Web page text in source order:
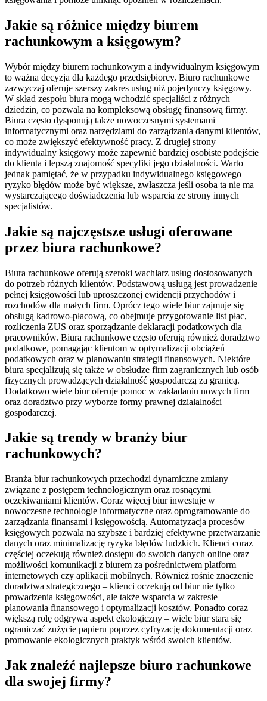
Jakie są różnice między biurem
rachunkowym a księgowym?
Wybór między biurem rachunkowym a indywidualnym księgowym
to ważna decyzja dla każdego przedsiębiorcy. Biuro rachunkowe
zazwyczaj oferuje szerszy zakres usług niż pojedynczy księgowy.
W skład zespołu biura mogą wchodzić specjaliści z różnych
dziedzin, co pozwala na kompleksową obsługę finansową firmy.
Biura często dysponują także nowoczesnymi systemami
informatycznymi oraz narzędziami do zarządzania danymi klientów,
co może zwiększyć efektywność pracy. Z drugiej strony
indywidualny księgowy może zapewnić bardziej osobiste podejście
do klienta i lepszą znajomość specyfiki jego działalności. Warto
jednak pamiętać, że w przypadku indywidualnego księgowego
ryzyko błędów może być większe, zwłaszcza jeśli osoba ta nie ma
wystarczającego doświadczenia lub wsparcia ze strony innych
specjalistów.
Jakie są najczęstsze usługi oferowane
przez biura rachunkowe?
Biura rachunkowe oferują szeroki wachlarz usług dostosowanych
do potrzeb różnych klientów. Podstawową usługą jest prowadzenie
pełnej księgowości lub uproszczonej ewidencji przychodów i
rozchodów dla małych firm. Oprócz tego wiele biur zajmuje się
obsługą kadrowo-płacową, co obejmuje przygotowanie list płac,
rozliczenia ZUS oraz sporządzanie deklaracji podatkowych dla
pracowników. Biura rachunkowe często oferują również doradztwo
podatkowe, pomagając klientom w optymalizacji obciążeń
podatkowych oraz w planowaniu strategii finansowych. Niektóre
biura specjalizują się także w obsłudze firm zagranicznych lub osób
fizycznych prowadzących działalność gospodarczą za granicą.
Dodatkowo wiele biur oferuje pomoc w zakładaniu nowych firm
oraz doradztwo przy wyborze formy prawnej działalności
gospodarczej.
Jakie są trendy w branży biur
rachunkowych?
Branża biur rachunkowych przechodzi dynamiczne zmiany
związane z postępem technologicznym oraz rosnącymi
oczekiwaniami klientów. Coraz więcej biur inwestuje w
nowoczesne technologie informatyczne oraz oprogramowanie do
zarządzania finansami i księgowością. Automatyzacja procesów
księgowych pozwala na szybsze i bardziej efektywne przetwarzanie
danych oraz minimalizację ryzyka błędów ludzkich. Klienci coraz
częściej oczekują również dostępu do swoich danych online oraz
możliwości komunikacji z biurem za pośrednictwem platform
internetowych czy aplikacji mobilnych. Również rośnie znaczenie
doradztwa strategicznego – klienci oczekują od biur nie tylko
prowadzenia księgowości, ale także wsparcia w zakresie
planowania finansowego i optymalizacji kosztów. Ponadto coraz
większą rolę odgrywa aspekt ekologiczny – wiele biur stara się
ograniczać zużycie papieru poprzez cyfryzację dokumentacji oraz
promowanie ekologicznych praktyk wśród swoich klientów.
Jak znaleźć najlepsze biuro rachunkowe
dla swojej firmy?